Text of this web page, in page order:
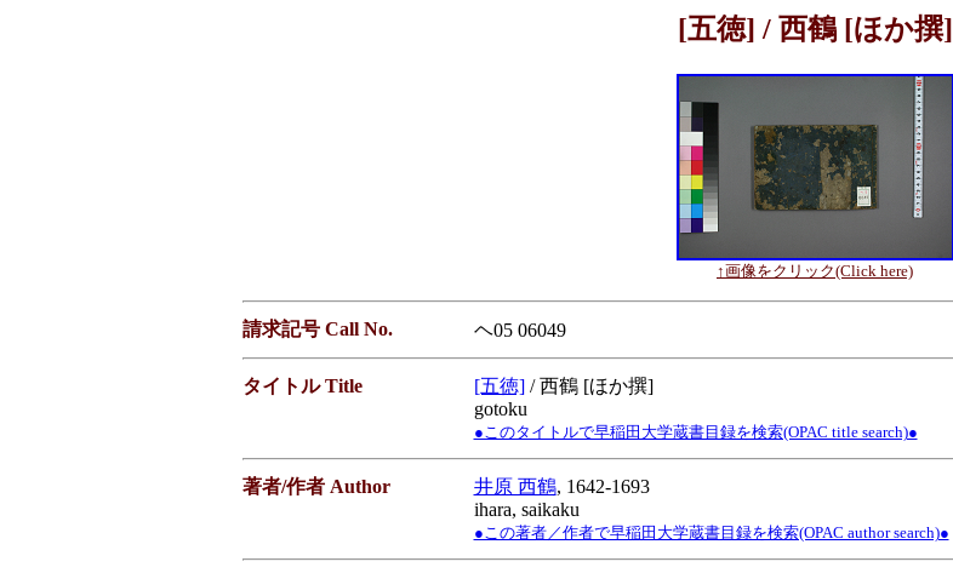
[五徳] / 西鶴 [ほか撰]
↑画像をクリック(Click here)
請求記号 Call No. ヘ05 06049
タイトル Title [五徳]/ 西鶴 [ほか撰]
gotoku
●このタイトルで早稲田大学蔵書目録を検索(OPAC title search)●
著者/作者 Author 井原 西鶴, 1642-1693
ihara, saikaku
●この著者／作者で早稲田大学蔵書目録を検索(OPAC author search)●